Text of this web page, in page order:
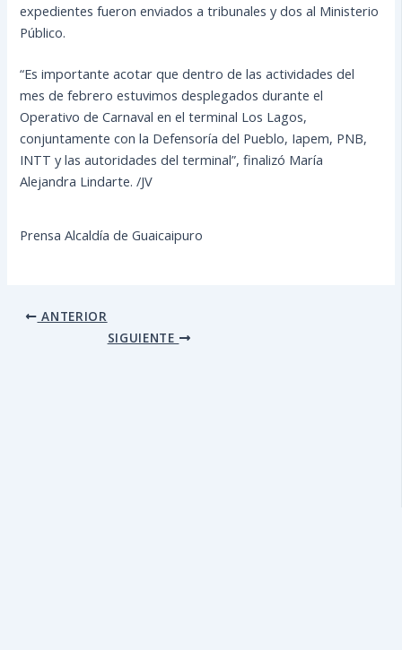
expedientes fueron enviados a tribunales y dos al Ministerio
Público.
“Es importante acotar que dentro de las actividades del
mes de febrero estuvimos desplegados durante el
Operativo de Carnaval en el terminal Los Lagos,
conjuntamente con la Defensoría del Pueblo, Iapem, PNB,
INTT y las autoridades del terminal”, finalizó María
Alejandra Lindarte. /JV
Prensa Alcaldía de Guaicaipuro
ANTERIOR
SIGUIENTE